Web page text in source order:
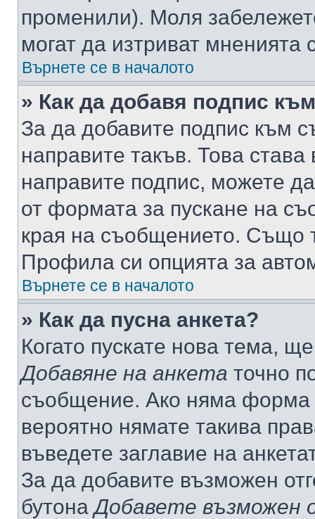
променили). Моля
могат да изтриват мненията
Върнете се в началото
» Как да добавя подпис
За да добавите подпис към
направите такъв. Това
направите подпис, можете
от формата за пускане на
края на съобщението. Също
Профила си опцията за
Върнете се в началото
» Как да пусна анкета?
Когато пускате нова тема,
Добавяне на анкета точно
съобщение. Ако няма форма
вероятно нямате такива
въведете заглавие на
За да добавите възможен
бутонаДобавете възможен